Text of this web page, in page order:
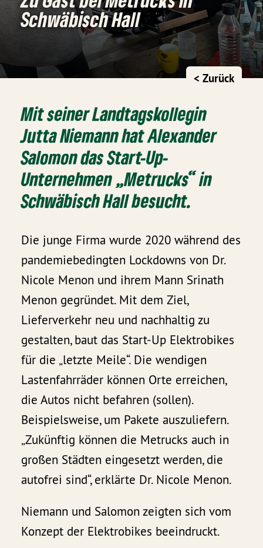
Schwäbisch Hall
< Zurück
Mit seiner Landtagskollegin
Jutta Niemann hat Alexander
Salomon das Start-Up-
Unternehmen „Metrucks“ in
Schwäbisch Hall besucht.
Die junge Firma wurde 2020 während des
pandemiebedingten Lockdowns von Dr.
Nicole Menon und ihrem Mann Srinath
Menon gegründet. Mit dem Ziel,
Lieferverkehr neu und nachhaltig zu
gestalten, baut das Start-Up Elektrobikes
für die „letzte Meile“. Die wendigen
Lastenfahrräder können Orte erreichen,
die Autos nicht befahren (sollen).
Beispielsweise, um Pakete auszuliefern.
„Zukünftig können die Metrucks auch in
großen Städten eingesetzt werden, die
autofrei sind“, erklärte Dr. Nicole Menon.
Niemann und Salomon zeigten sich vom
Konzept der Elektrobikes beeindruckt.